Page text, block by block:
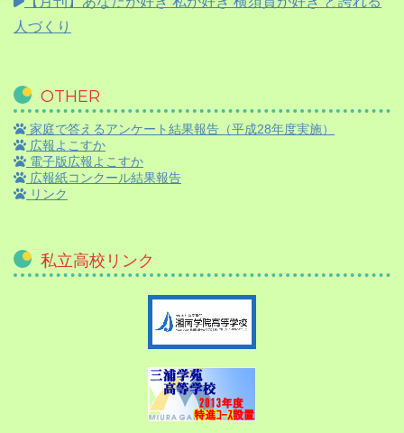
人づくり
OTHER
家庭で答えるアンケート結果報告（平成28年度実施）
広報よこすか
電子版広報よこすか
広報紙コンクール結果報告
リンク
私立高校リンク